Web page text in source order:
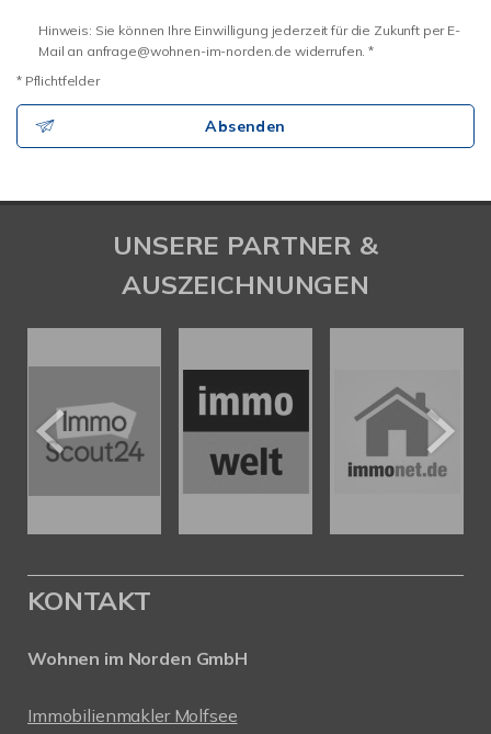
Hinweis: Sie können Ihre Einwilligung jederzeit für die Zukunft per E-
Mail an anfrage@wohnen-im-norden.de widerrufen. *
* Pflichtfelder
Absenden
UNSERE PARTNER &
AUSZEICHNUNGEN
KONTAKT
Wohnen im Norden GmbH
Immobilienmakler Molfsee